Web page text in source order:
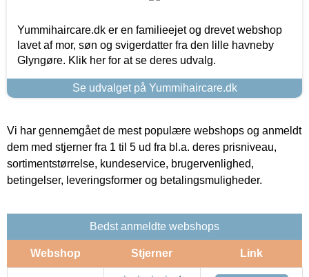
Yummihaircare.dk er en familieejet og drevet webshop
lavet af mor, søn og svigerdatter fra den lille havneby
Glyngøre. Klik her for at se deres udvalg.
Se udvalget på Yummihaircare.dk
Vi har gennemgået de mest populære webshops og anmeldt
dem med stjerner fra 1 til 5 ud fra bl.a. deres prisniveau,
sortimentstørrelse, kundeservice, brugervenlighed,
betingelser, leveringsformer og betalingsmuligheder.
Bedst anmeldte webshops
Webshop Stjerner Link